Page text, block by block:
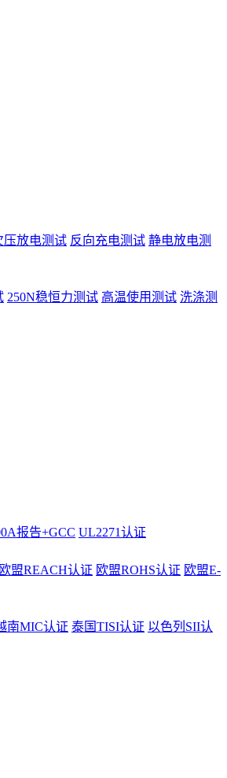
压放电测试 反向充电测试 静电放电测
250N稳恒力测试 高温使用测试 洗涤测
报告+GCC UL2271认证
欧盟REACH认证 欧盟ROHS认证 欧盟E-
南MIC认证 泰国TISI认证 以色列SII认